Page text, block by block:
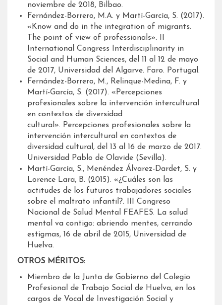
noviembre de 2018, Bilbao.
Fernández-Borrero, M.A. y Martí-García, S. (2017).
«Know and do in the integration of migrants.
The point of view of professionals». II
International Congress Interdisciplinarity in
Social and Human Sciences, del 11 al 12 de mayo
de 2017, Universidad del Algarve. Faro. Portugal.
Fernández-Borrero, M., Relinque-Medina, F. y
Martí-García, S. (2017). «Percepciones
profesionales sobre la intervención intercultural
en contextos de diversidad
cultural». Percepciones profesionales sobre la
intervención intercultural en contextos de
diversidad cultural, del 13 al 16 de marzo de 2017.
Universidad Pablo de Olavide (Sevilla).
Martí-García, S., Menéndez Álvarez-Dardet, S. y
Lorence Lara, B. (2015). «¿Cuáles son las
actitudes de los futuros trabajadores sociales
sobre el maltrato infantil?. III Congreso
Nacional de Salud Mental FEAFES. La salud
mental va contigo: abriendo mentes, cerrando
estigmas, 16 de abril de 2015, Universidad de
Huelva.
OTROS MÉRITOS:
Miembro de la Junta de Gobierno del Colegio
Profesional de Trabajo Social de Huelva, en los
cargos de Vocal de Investigación Social y